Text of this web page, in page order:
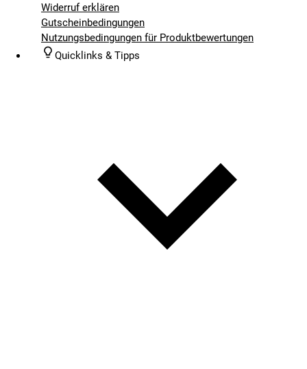
Widerruf erklären
Gutscheinbedingungen
Nutzungsbedingungen für Produktbewertungen
Quicklinks & Tipps